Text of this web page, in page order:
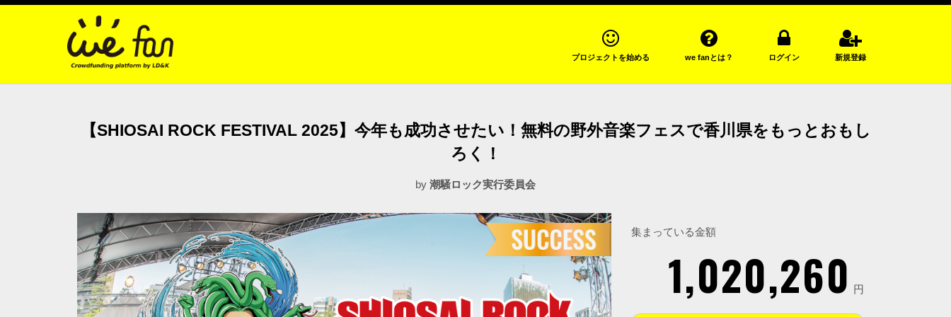
プロジェクトを始める we fanとは？ ログイン 新規登録
【SHIOSAI ROCK FESTIVAL 2025】今年も成功させたい！無料の野外音楽フェスで香川県をもっとおもし
ろく！
by 潮騒ロック実行委員会
集まっている金額
1,020,260 円